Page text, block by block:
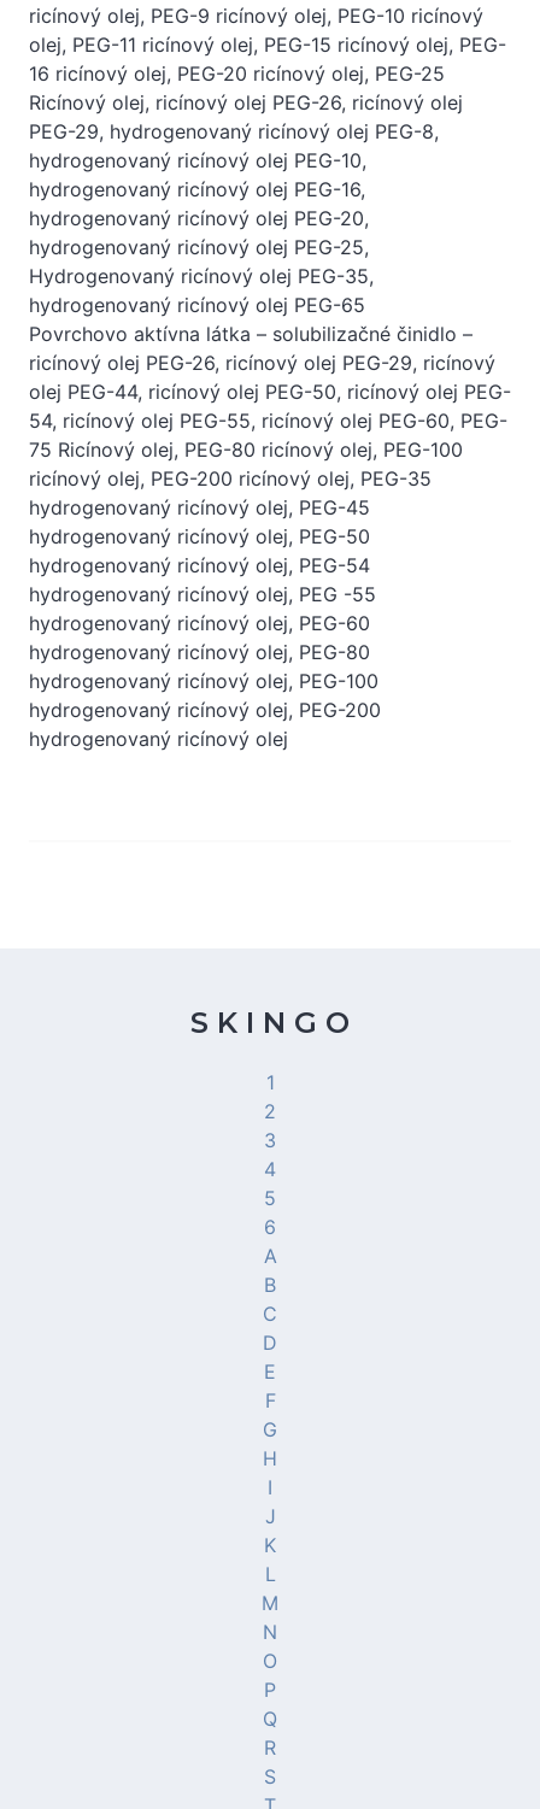
ricínový olej, PEG-9 ricínový olej, PEG-10 ricínový
olej, PEG-11 ricínový olej, PEG-15 ricínový olej, PEG-
16 ricínový olej, PEG-20 ricínový olej, PEG-25
Ricínový olej, ricínový olej PEG-26, ricínový olej
PEG-29, hydrogenovaný ricínový olej PEG-8,
hydrogenovaný ricínový olej PEG-10,
hydrogenovaný ricínový olej PEG-16,
hydrogenovaný ricínový olej PEG-20,
hydrogenovaný ricínový olej PEG-25,
Hydrogenovaný ricínový olej PEG-35,
hydrogenovaný ricínový olej PEG-65
Povrchovo aktívna látka – solubilizačné činidlo –
ricínový olej PEG-26, ricínový olej PEG-29, ricínový
olej PEG-44, ricínový olej PEG-50, ricínový olej PEG-
54, ricínový olej PEG-55, ricínový olej PEG-60, PEG-
75 Ricínový olej, PEG-80 ricínový olej, PEG-100
ricínový olej, PEG-200 ricínový olej, PEG-35
hydrogenovaný ricínový olej, PEG-45
hydrogenovaný ricínový olej, PEG-50
hydrogenovaný ricínový olej, PEG-54
hydrogenovaný ricínový olej, PEG -55
hydrogenovaný ricínový olej, PEG-60
hydrogenovaný ricínový olej, PEG-80
hydrogenovaný ricínový olej, PEG-100
hydrogenovaný ricínový olej, PEG-200
hydrogenovaný ricínový olej
S K I N G O
1
2
3
4
5
6
A
B
C
D
E
F
G
H
I
J
K
L
M
N
O
P
Q
R
S